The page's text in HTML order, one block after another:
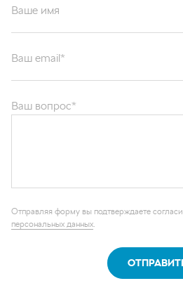
Ваше имя
персональных данных
Каталог запчастей